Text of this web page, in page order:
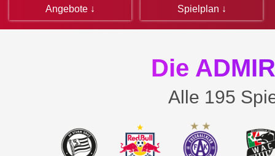
Angebote ↓ Spielplan ↓
Die
Alle 195
02
04
05
08
09
00
01
03
04
05
06
08